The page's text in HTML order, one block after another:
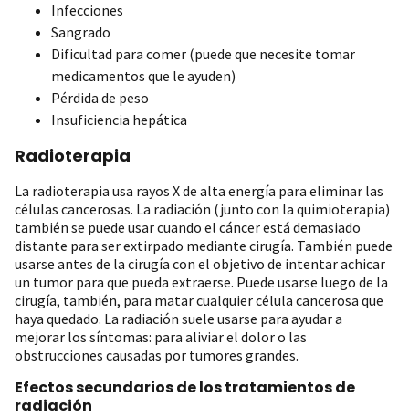
Infecciones
Sangrado
Dificultad para comer (puede que necesite tomar
medicamentos que le ayuden)
Pérdida de peso
Insuficiencia hepática
Radioterapia
La radioterapia usa rayos X de alta energía para eliminar las
células cancerosas. La radiación (junto con la quimioterapia)
también se puede usar cuando el cáncer está demasiado
distante para ser extirpado mediante cirugía. También puede
usarse antes de la cirugía con el objetivo de intentar achicar
un tumor para que pueda extraerse. Puede usarse luego de la
cirugía, también, para matar cualquier célula cancerosa que
haya quedado. La radiación suele usarse para ayudar a
mejorar los síntomas: para aliviar el dolor o las
obstrucciones causadas por tumores grandes.
Efectos secundarios de los tratamientos de
radiación